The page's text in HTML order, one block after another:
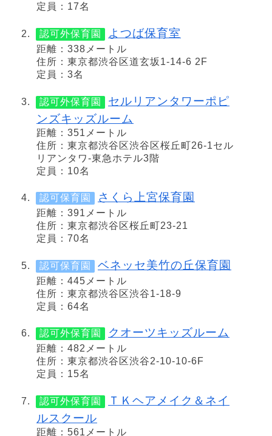
定員：17名
認可外保育園 よつば保育室
距離：338メートル
住所：東京都渋谷区道玄坂1-14-6 2F
定員：3名
認可外保育園
セルリアンタワーポピ
ンズキッズルーム
距離：351メートル
住所：東京都渋谷区渋谷区桜丘町26-1セル
リアンタワ-東急ホテル3階
定員：10名
認可保育園 さくら上宮保育園
距離：391メートル
住所：東京都渋谷区桜丘町23-21
定員：70名
認可保育園 ベネッセ美竹の丘保育園
距離：445メートル
住所：東京都渋谷区渋谷1-18-9
定員：64名
認可外保育園 クオーツキッズルーム
距離：482メートル
住所：東京都渋谷区渋谷2-10-10-6F
定員：15名
認可外保育園
ＴＫヘアメイク＆ネイ
ルスクール
距離：561メートル